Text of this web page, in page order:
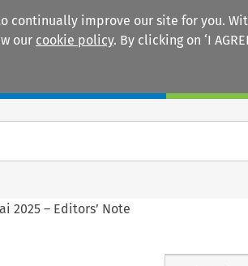
continually improve our site for you.
our cookie policy. By clicking on ‘I
2025 – Editors’ Note